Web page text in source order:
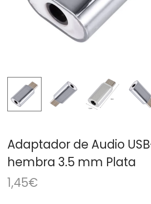
a
c
i
d
Adaptador de Audio
hembra 3.5 mm Plata
1,45€